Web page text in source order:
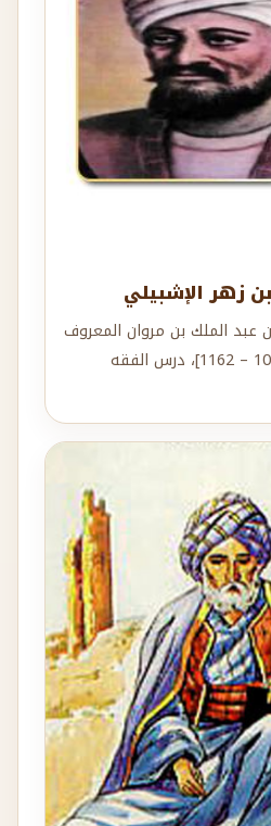
زهر الإشبيلي
عبد الملك بن مروان المعروف
بـ ابن زهر الإشبيلي [1072 – 1162]، درس الفقه